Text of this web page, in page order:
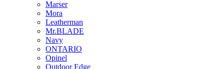
Marser
Mora
Leatherman
Mr.BLADE
Navy
ONTARIO
Opinel
Outdoor Edge